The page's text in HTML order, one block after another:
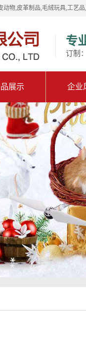
物,皮革制品,毛绒玩具,工艺
专
订制
展示 企业